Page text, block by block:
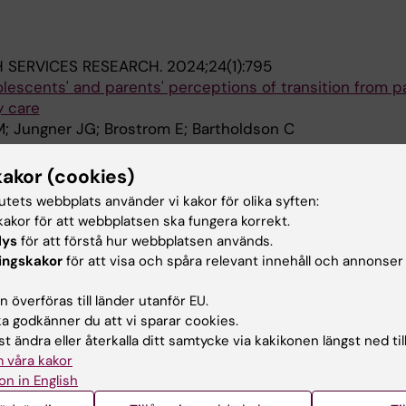
SERVICES RESEARCH. 2024;24(1):795
and parents' perceptions of transition from
care
Jungner JG; Brostrom E; Bartholdson C
2023;21(1):5
in children (MIS-C) associated with COVID-19: a
report from a high-income tertiary paediatric
K; Widegren J; Bergman E; Verme A; Mordrup K;
3693
circulating CXCR5+helper T cells do not dampen
children with rheumatic disease
Sundberg HM; Myrberg IH; Verme A; Sundberg E;
Nilsson A
(cookies)
webbplats använder vi kakor för olika syften:
för att webbplatsen ska fungera korrekt.
för att förstå hur webbplatsen används.
för att visa och spåra relevant innehåll och
överföras till länder utanför EU.
godkänner du att vi sparar cookies.
ändra eller återkalla ditt samtycke via kakikonen längst ned
våra kakor
in English